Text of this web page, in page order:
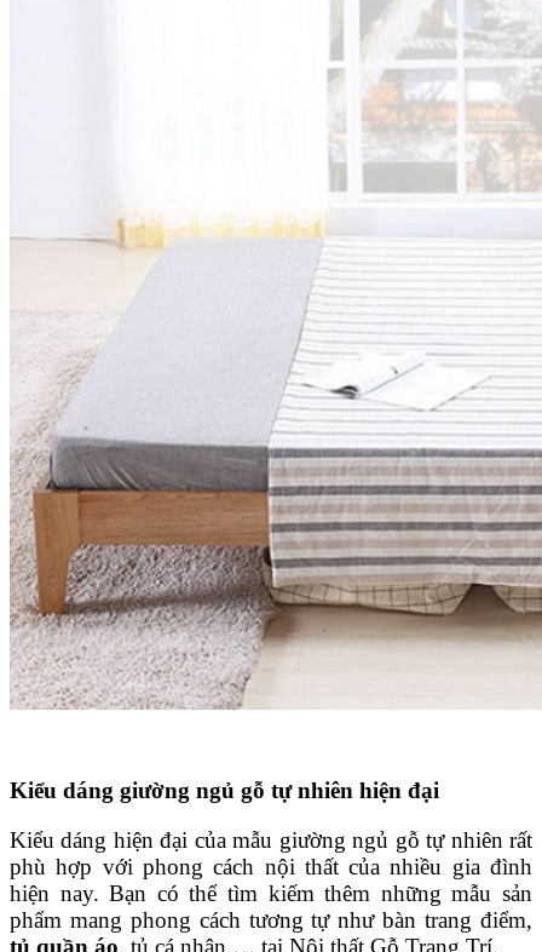
Kiểu dáng giường ngủ gỗ tự nhiên hiện đại
Kiểu dáng hiện đại của mẫu giường ngủ gỗ tự nhiên rất
phù hợp với phong cách nội thất của nhiều gia đình
hiện nay. Bạn có thể tìm kiếm thêm những mẫu sản
phẩm mang phong cách tương tự như bàn trang điểm,
tủ quần áo, tủ cá nhân,… tại Nội thất Gỗ Trang Trí.